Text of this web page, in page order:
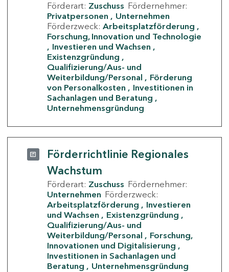
Förderart: Zuschuss Fördernehmer:
Privatpersonen
Unternehmen
Förderzweck: Arbeitsplatzförderung
Forschung, Innovation und Technologie
Investieren und Wachsen
Existenzgründung
Qualifizierung/Aus- und
Weiterbildung/Personal
Förderung
von Personalkosten
Investitionen in
Sachanlagen und Beratung
Unternehmensgründung
Förderrichtlinie Regionales
Wachstum
Förderart: Zuschuss Fördernehmer:
Unternehmen Förderzweck:
Arbeitsplatzförderung
Investieren
und Wachsen
Existenzgründung
Qualifizierung/Aus- und
Weiterbildung/Personal
Forschung,
Innovationen und Digitalisierung
Investitionen in Sachanlagen und
Beratung
Unternehmensgründung